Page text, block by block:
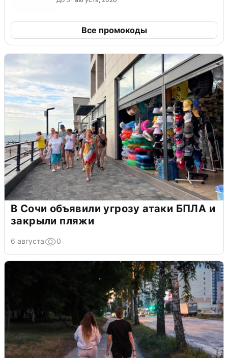
Все промокоды
В Сочи объявили угрозу атаки БПЛА и
закрыли пляжи
6 августа 0